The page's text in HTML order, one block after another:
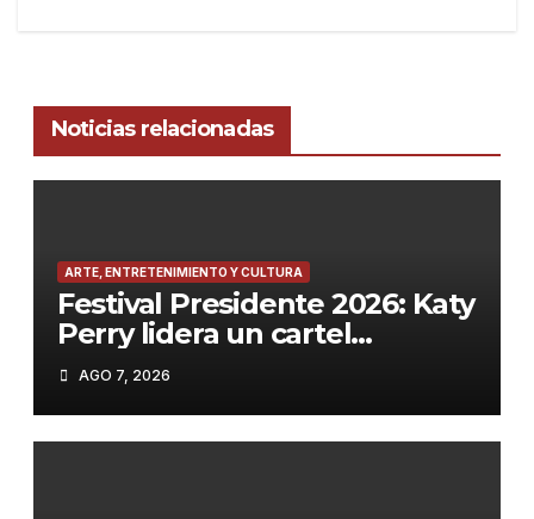
Noticias relacionadas
ARTE, ENTRETENIMIENTO Y CULTURA
Festival Presidente 2026: Katy
Perry lidera un cartel
espectacular en diciembre en
Santo Domingo
AGO 7, 2026